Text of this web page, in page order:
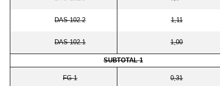
DAS 102.2 1,11
DAS 102.1 1,00
SUBTOTAL 1
FG-1 0,31